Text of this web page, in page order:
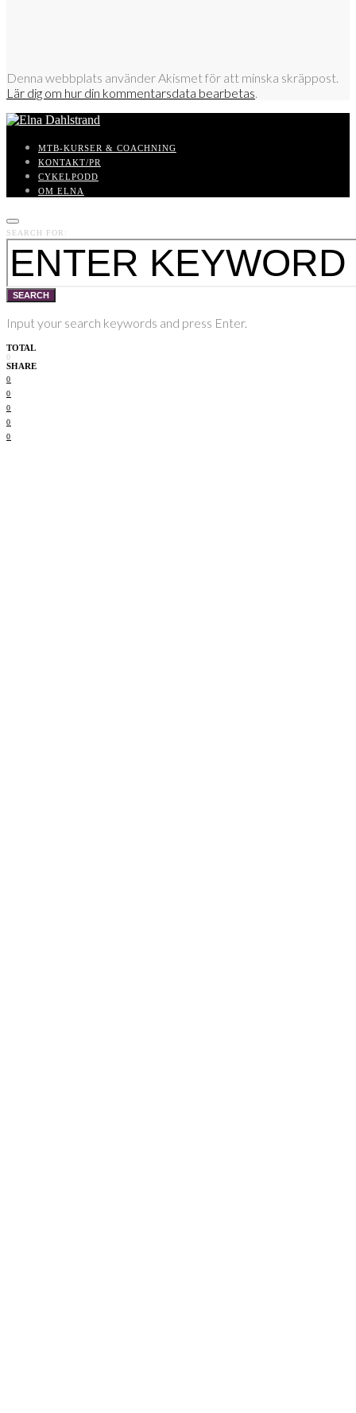
Denna webbplats använder Akismet för att minska skräppost.
Lär dig om hur din kommentarsdata bearbetas.
MTB-KURSER & COACHNING
KONTAKT/PR
CYKELPODD
OM ELNA
SEARCH FOR:
SEARCH
Input your search keywords and press Enter.
TOTAL
0
SHARE
0
0
0
0
0